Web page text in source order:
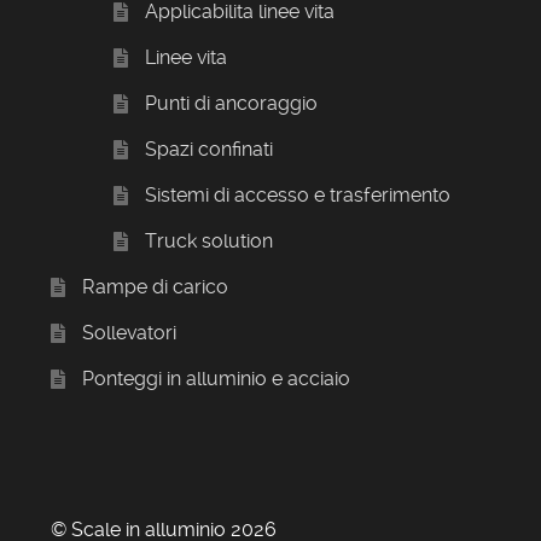
Applicabilita linee vita
Linee vita
Punti di ancoraggio
Spazi confinati
Sistemi di accesso e trasferimento
Truck solution
Rampe di carico
Sollevatori
Ponteggi in alluminio e acciaio
© Scale in alluminio 2026